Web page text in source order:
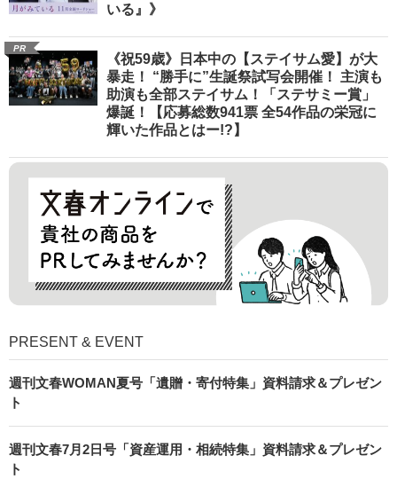
いる』》
PR
《祝59歳》日本中の【ステイサム愛】が大
暴走！ “勝手に”生誕祭試写会開催！ 主演も
助演も全部ステイサム！「ステサミー賞」
爆誕！【応募総数941票 全54作品の栄冠に
輝いた作品とはー!?】
PRESENT & EVENT
週刊文春WOMAN夏号「遺贈・寄付特集」資料請求＆プレゼン
ト
週刊文春7月2日号「資産運用・相続特集」資料請求＆プレゼン
ト